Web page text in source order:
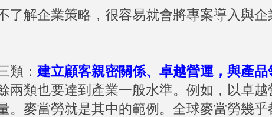
了解企業策略，很容易就會將專案導入與
類： 建立顧客親密關係、卓越營運，與產品
兩類也要達到產業一般水準。例如，以卓
。麥當勞就是其中的範例。全球麥當勞幾乎